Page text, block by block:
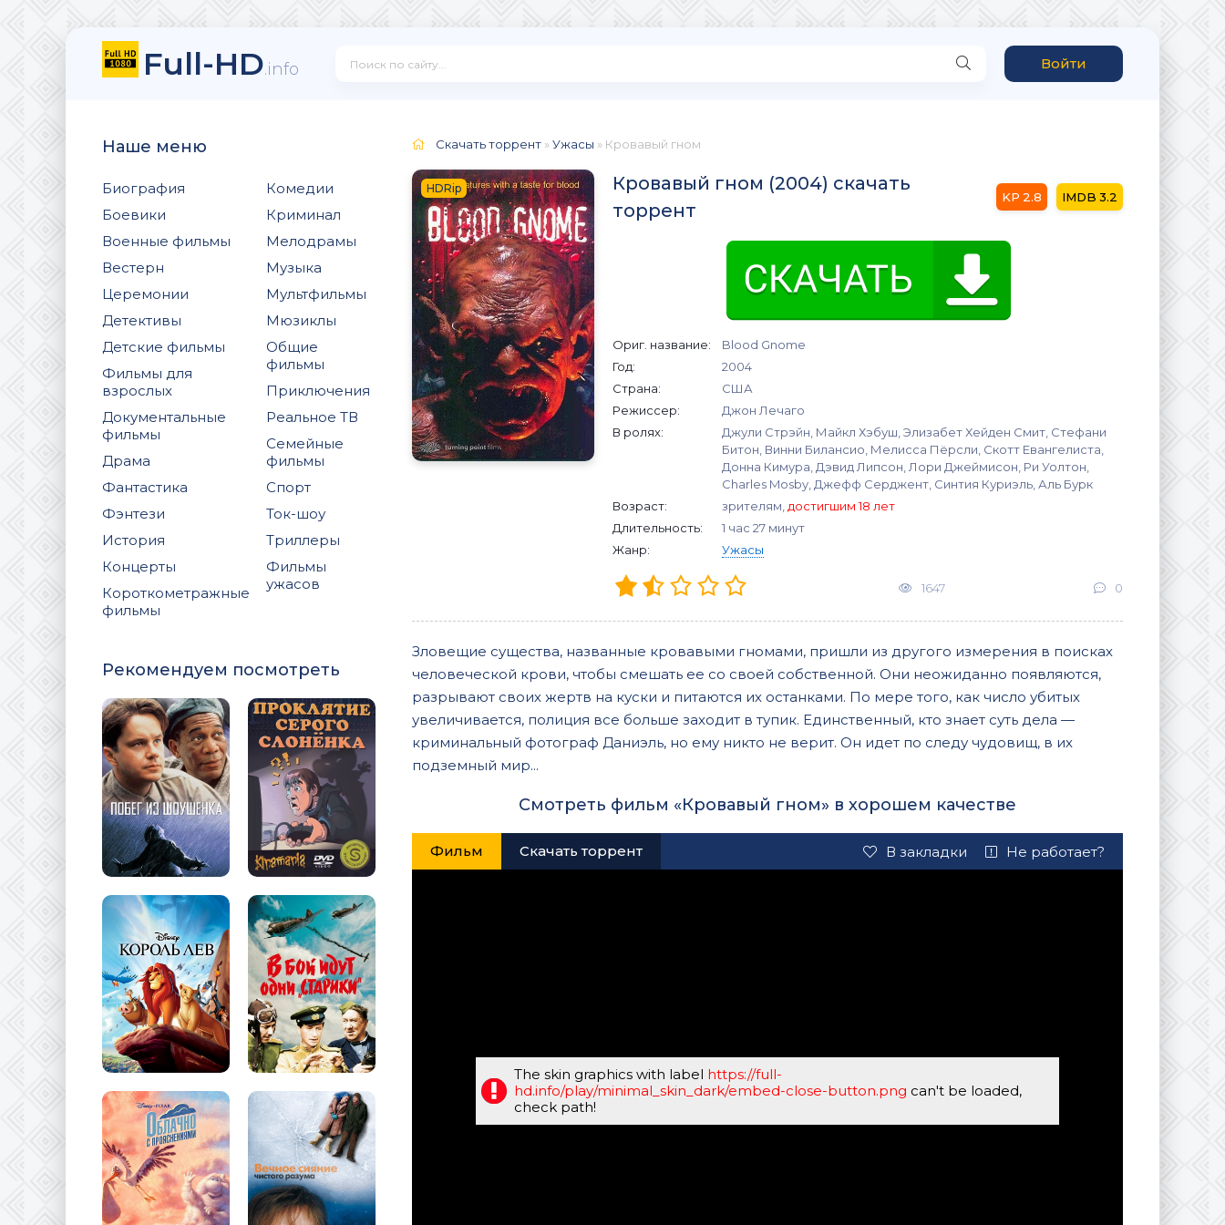
Full-HD.info Войти
Наше меню
Биография
Боевики
Военные фильмы
Вестерн
Церемонии
Детективы
Детские фильмы
Фильмы для
взрослых
Документальные
фильмы
Драма
Фантастика
Фэнтези
История
Концерты
Короткометражные
фильмы
Комедии
Криминал
Мелодрамы
Музыка
Мультфильмы
Мюзиклы
Общие
фильмы
Приключения
Реальное ТВ
Семейные
фильмы
Спорт
Ток-шоу
Триллеры
Фильмы
ужасов
Рекомендуем посмотреть
Скачать торрент »Ужасы » Кровавый гном
HDRip
Кровавый гном (2004) скачать
торрент
2.8 3.2
Ориг. название:
Blood Gnome
Год:
2004
Страна:
США
Режиссер:
Джон Лечаго
В ролях:
Джули Стрэйн, Майкл Хэбуш, Элизабет Хейден Смит, Стефани
Битон, Винни Билансио, Мелисса Пёрсли, Скотт Евангелиста,
Донна Кимура, Дэвид Липсон, Лори Джеймисон, Ри Уолтон,
Charles Mosby, Джефф Серджент, Синтия Куриэль, Аль Бурк
Возраст:
зрителям, достигшим 18 лет
Длительность:
1 час 27 минут
Жанр:
Ужасы
1647 0
Зловещие существа, названные кровавыми гномами, пришли из другого измерения в поисках
человеческой крови, чтобы смешать ее со своей собственной. Они неожиданно появляются,
разрывают своих жертв на куски и питаются их останками. По мере того, как число убитых
увеличивается, полиция все больше заходит в тупик. Единственный, кто знает суть дела —
криминальный фотограф Даниэль, но ему никто не верит. Он идет по следу чудовищ, в их
подземный мир...
Смотреть фильм «Кровавый гном» в хорошем качестве
Фильм Скачать торрент В закладки Не работает?
The skin graphics with label https://full-
hd.info/play/minimal_skin_dark/embed-close-button.png can't be loaded,
check path!